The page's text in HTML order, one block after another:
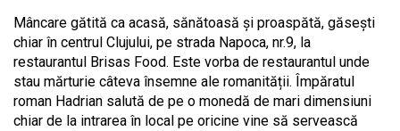
Mâncare gătită ca acasă, sănătoasă și proaspătă, găsești
chiar în centrul Clujului, pe strada Napoca, nr.9, la
restaurantul Brisas Food. Este vorba de restaurantul unde
stau mărturie câteva însemne ale romanității. Împăratul
roman Hadrian salută de pe o monedă de mari dimensiuni
chiar de la intrarea în local pe oricine vine să servească